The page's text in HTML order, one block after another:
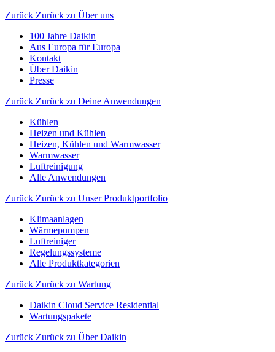
Zurück Zurück zu Über uns
100 Jahre Daikin
Aus Europa für Europa
Kontakt
Über Daikin
Presse
Zurück Zurück zu Deine Anwendungen
Kühlen
Heizen und Kühlen
Heizen, Kühlen und Warmwasser
Warmwasser
Luftreinigung
Alle Anwendungen
Zurück Zurück zu Unser Produktportfolio
Klimaanlagen
Wärmepumpen
Luftreiniger
Regelungssysteme
Alle Produktkategorien
Zurück Zurück zu Wartung
Daikin Cloud Service Residential
Wartungspakete
Zurück Zurück zu Über Daikin